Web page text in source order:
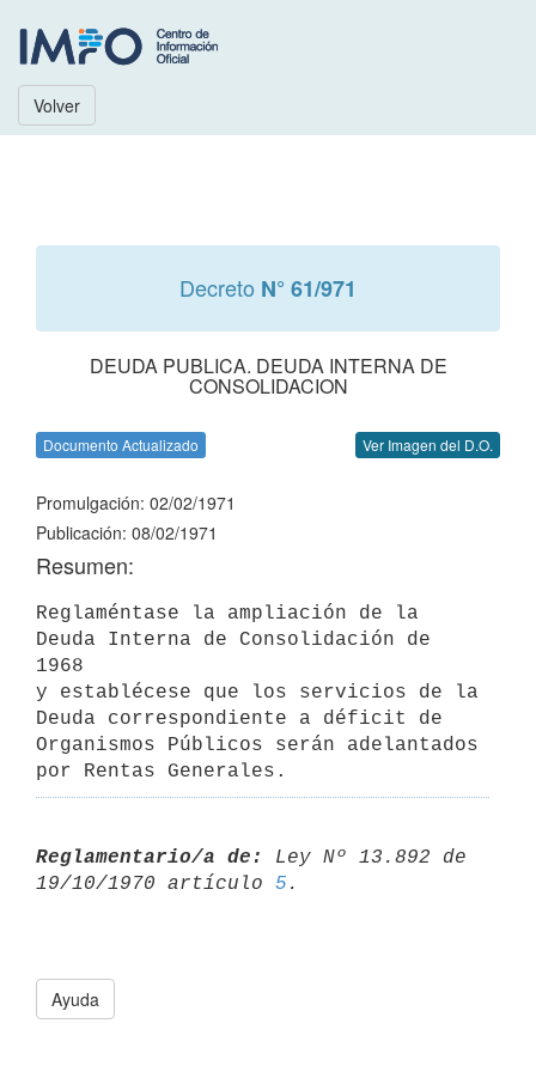
Volver
Decreto N° 61/971
DEUDA PUBLICA. DEUDA INTERNA DE
CONSOLIDACION
Documento Actualizado Ver Imagen del D.O.
Promulgación: 02/02/1971
Publicación: 08/02/1971
Resumen:
Reglaméntase la ampliación de la
Deuda Interna de Consolidación de
1968
y establécese que los servicios de la
Deuda correspondiente a déficit de
Organismos Públicos serán adelantados
por Rentas Generales.
Reglamentario/a de:
Ley Nº 13.892 de
19/10/1970 artículo 5
Ayuda